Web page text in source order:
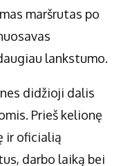
maršrutas po
lankstumo.
didžioji dalis
Prieš kelionę
ir oficialią
darbo laiką bei